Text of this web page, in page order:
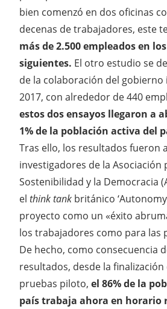
bien comenzó en dos oficinas
decenas de trabajadores, este
más de 2.500 empleados en
siguientes. El otro estudio se
de la colaboración del gobierno
2017, con alrededor de 440
estos dos ensayos llegaron a
1% de la población activa del
Tras ello, los resultados fueron
investigadores de la Asociación
Sostenibilidad y la Democracia
el think tank británico
proyecto como un «éxito
los trabajadores como para las
De hecho, como consecuencia
resultados, desde la finalización
pruebas piloto, el 86% de la
país trabaja ahora en horario